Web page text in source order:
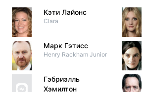
Кэти Лайонс
Clara
Марк Гэтисс
Henry Rackham Junior
Гэбриэлль
Хэмилтон